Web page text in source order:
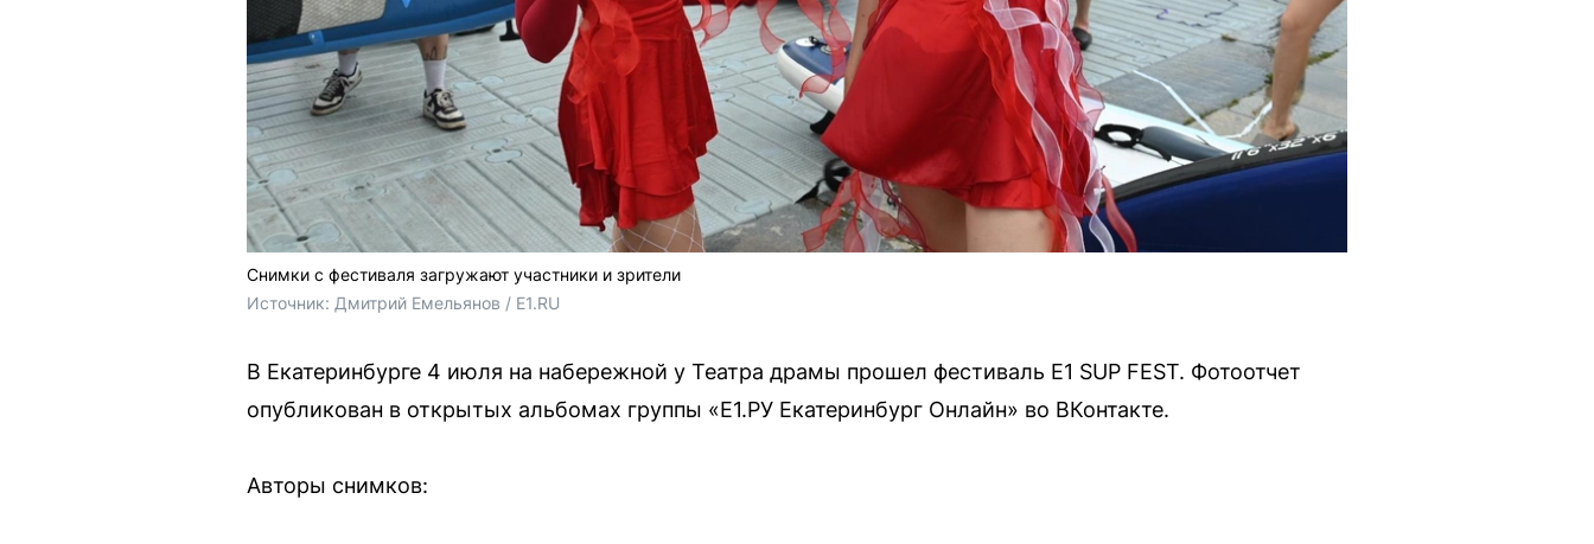
Снимки с фестиваля загружают участники и зрители
Источник: Дмитрий Емельянов / E1.RU
В Екатеринбурге 4 июля на набережной у Театра драмы прошел фестиваль E1 SUP FEST. Фотоотчет
опубликован в открытых альбомах группы «Е1.РУ Екатеринбург Онлайн» во ВКонтакте.
Авторы снимков: